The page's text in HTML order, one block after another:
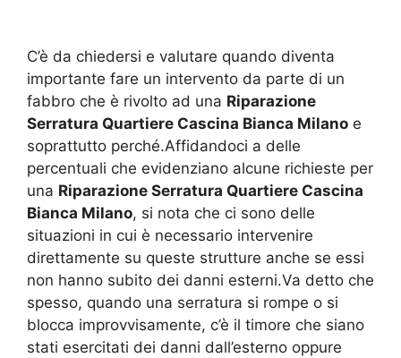
C’è da chiedersi e valutare quando diventa
importante fare un intervento da parte di un
fabbro che è rivolto ad una Riparazione
Serratura Quartiere Cascina Bianca Milano e
soprattutto perché.Affidandoci a delle
percentuali che evidenziano alcune richieste per
una Riparazione Serratura Quartiere Cascina
Bianca Milano, si nota che ci sono delle
situazioni in cui è necessario intervenire
direttamente su queste strutture anche se essi
non hanno subito dei danni esterni.Va detto che
spesso, quando una serratura si rompe o si
blocca improvvisamente, c’è il timore che siano
stati esercitati dei danni dall’esterno oppure